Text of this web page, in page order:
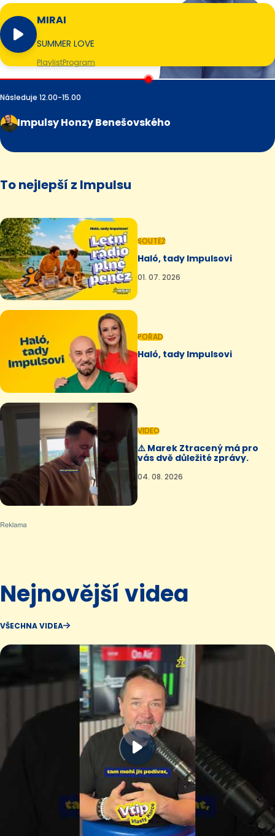
MIRAI
SUMMER LOVE
PlaylistProgram
Následuje 12.00-15.00
Impulsy Honzy Benešovského
To nejlepší z Impulsu
SOUTĚŽ
Haló, tady Impulsovi
01. 07. 2026
POŘAD
Haló, tady Impulsovi
VIDEO
⚠️ Marek Ztracený má pro
vás dvě důležité zprávy.
04. 08. 2026
Nejnovější videa
VŠECHNA VIDEA